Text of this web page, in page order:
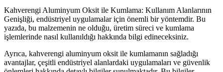
Kahverengi Aluminyum Oksit ile Kumlama: Kullanım Alanlarının
Genişliği, endüstriyel uygulamalar için önemli bir yöntemdir. Bu
yazıda, bu malzemenin ne olduğu, üretim süreci ve kumlama
işlemlerinde nasıl kullanıldığı hakkında bilgi edineceksiniz.
Ayrıca, kahverengi aluminyum oksit ile kumlamanın sağladığı
avantajlar, çeşitli endüstriyel alanlardaki uygulamaları ve güvenlik